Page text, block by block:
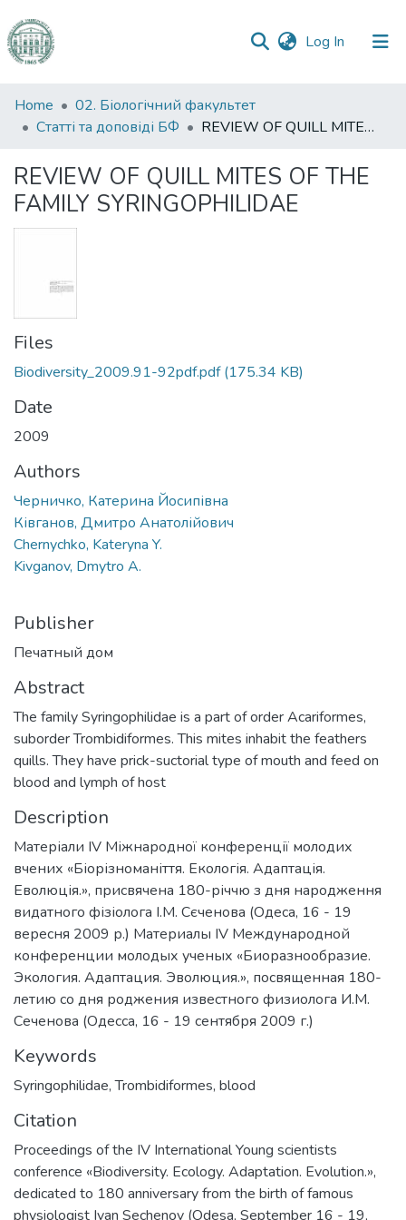
Log In (current)
Communities
&
All of DSpace
Statistics
Home
02. Біологічний факультет
Статті та доповіді БФ
REVIEW OF QUILL MITES OF THE FAMILY SYRINGOPHILIDAE
REVIEW OF QUILL MITES OF THE
FAMILY SYRINGOPHILIDAE
Files
Biodiversity_2009.91-92pdf.pdf(175.34 KB)
Date
2009
Authors
Черничко, Катерина Йосипівна
Ківганов, Дмитро Анатолійович
Chernychko, Kateryna Y.
Kivganov, Dmytro A.
Publisher
Печатный дом
Abstract
The family Syringophilidae is a part of order Acariformes,
suborder Trombidiformes. This mites inhabit the feathers
quills. They have prick-suctorial type of mouth and feed on
blood and lymph of host
Description
Матеріали IV Міжнародної конференції молодих
вчених «Біорізноманіття. Екологія. Адаптація.
Еволюція.», присвячена 180-річчю з дня народження
видатного фізіолога І.М. Сєченова (Одеса, 16 - 19
вересня 2009 р.) Материалы IV Международной
конференции молодых ученых «Биоразнообразие.
Экология. Адаптация. Эволюция.», посвященная 180-
летию со дня роджения известного физиолога И.М.
Сеченова (Одесса, 16 - 19 сентября 2009 г.)
Keywords
Syringophilidae,Trombidiformes, blood
Citation
Proceedings of the IV International Young scientists
conference «Biodiversity. Ecology. Adaptation. Evolution.»,
dedicated to 180 anniversary from the birth of famous
physiologist Ivan Sechenov (Odesa, September 16 - 19,